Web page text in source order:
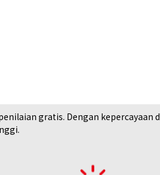
gratis. Dengan kepercayaan